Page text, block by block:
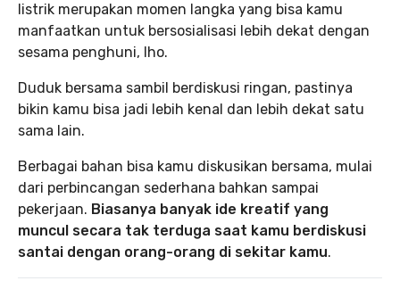
listrik merupakan momen langka yang bisa kamu
manfaatkan untuk bersosialisasi lebih dekat dengan
sesama penghuni, lho.
Duduk bersama sambil berdiskusi ringan, pastinya
bikin kamu bisa jadi lebih kenal dan lebih dekat satu
sama lain.
Berbagai bahan bisa kamu diskusikan bersama, mulai
dari perbincangan sederhana bahkan sampai
pekerjaan. Biasanya banyak ide kreatif yang
muncul secara tak terduga saat kamu berdiskusi
santai dengan orang-orang di sekitar kamu.